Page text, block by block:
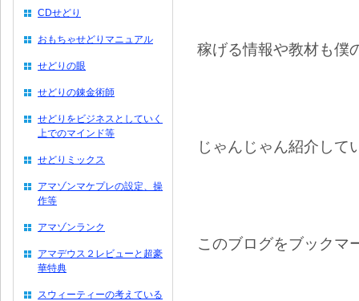
稼げる情報や教材も僕
じゃんじゃん紹介して
このブログをブックマ
CDせどり
おもちゃせどりマニュアル
せどりの眼
せどりの錬金術師
せどりをビジネスとしていく
上でのマインド等
せどりミックス
アマゾンマケプレの設定、操
作等
アマゾンランク
アマデウス２レビューと超豪
華特典
スウィーティーの考えている